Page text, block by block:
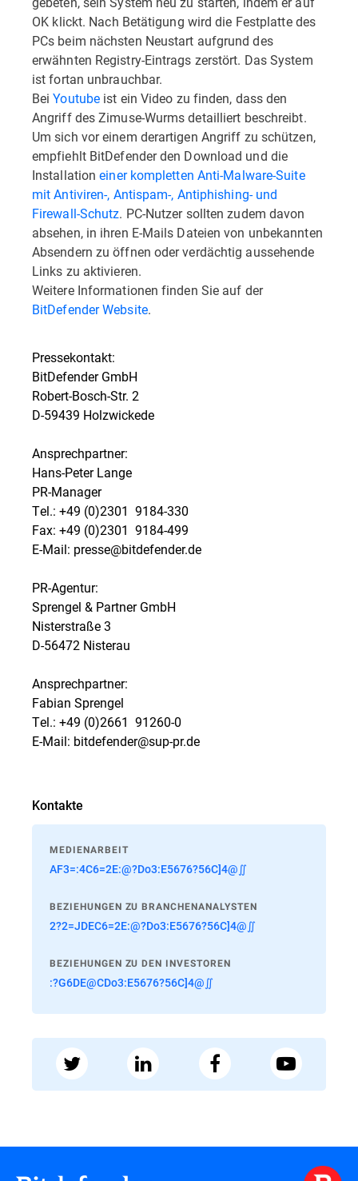
OK klickt. Nach Betätigung wird die Festplatte des
PCs beim nächsten Neustart aufgrund des
erwähnten Registry-Eintrags zerstört. Das System
ist fortan unbrauchbar.
BeiYoutube ist ein Video zu finden, dass den
Angriff des Zimuse-Wurms detailliert beschreibt.
Um sich vor einem derartigen Angriff zu schützen,
empfiehlt BitDefender den Download und die
Installationeiner kompletten Anti-Malware-Suite
mit Antiviren-, Antispam-, Antiphishing- und
Firewall-Schutz. PC-Nutzer sollten zudem davon
absehen, in ihren E-Mails Dateien von unbekannten
Absendern zu öffnen oder verdächtig aussehende
Links zu aktivieren.
Weitere Informationen finden Sie auf der
BitDefender Website.
Pressekontakt:
BitDefender GmbH
Robert-Bosch-Str. 2
D-59439 Holzwickede
Ansprechpartner:
Hans-Peter Lange
PR-Manager
Tel.: +49 (0)2301  9184-330
Fax: +49 (0)2301  9184-499
E-Mail: presse@bitdefender.de
PR-Agentur:
Sprengel & Partner GmbH
Nisterstraße 3
D-56472 Nisterau
Ansprechpartner:
Fabian Sprengel
Tel.: +49 (0)2661  91260-0
E-Mail: bitdefender@sup-pr.de
Kontakte
MEDIENARBEIT
AF3=:4C6=2E:@?Do3:E5676?56C]4@∬
BEZIEHUNGEN ZU BRANCHENANALYSTEN
2?2=JDEC6=2E:@?Do3:E5676?56C]4@∬
BEZIEHUNGEN ZU DEN INVESTOREN
:?G6DE@CDo3:E5676?56C]4@∬